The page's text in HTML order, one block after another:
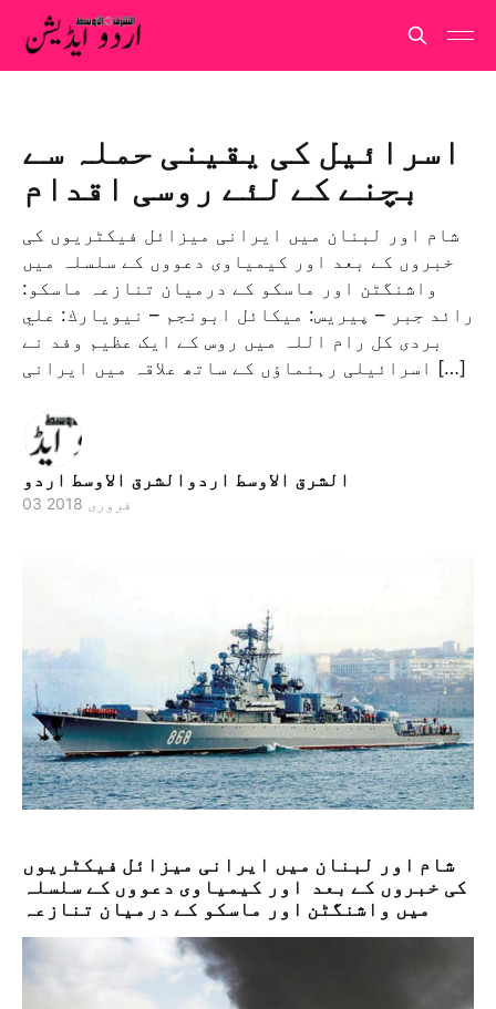
اسرائیل کی یقینی حملہ سے
بچنے کے لئے روسی اقدام
شام اور لبنان میں ایرانی میزائل فیکٹریوں کی
خبروں کے بعد اور کیمیاوی دعووں کے سلسلہ میں
واشنگٹن اور ماسکو کے درمیان تنازعہ ماسكو:
رائد جبر – پیريس: ميکائل ابونجم – نيويارك: علي
بردى کل رام اللہ میں روس کے ایک عظیم وفد نے
اسرائیلی رہنماؤں کے ساتھ علاقہ میں ایرانی […]
الشرق الاوسط اردوالشرق الاوسط اردو
03 فروری 2018
شام اور لبنان میں ایرانی میزائل فیکٹریوں
کی خبروں کے بعد اور کیمیاوی دعووں کے سلسلہ
میں واشنگٹن اور ماسکو کے درمیان تنازعہ